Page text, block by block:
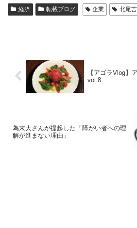
経済 転載ブログ 企業 北尾
【アゴラVlog】
vol.8
為末大さんが提起した「障がい者への理
解が進まない理由」